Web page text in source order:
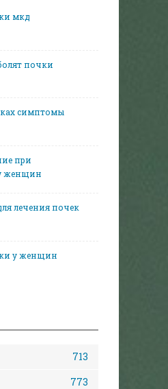
мкд
почки
симптомы
при
женщин
лечения почек
у женщин
713
773